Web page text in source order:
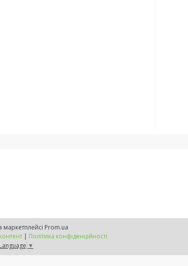
Prom.ua
| Політика конфіденційності
▼